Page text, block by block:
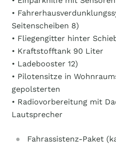
•
Seitenscheiben 8)
• Fliegengitter hinter
• Kraftstofftank 90 Liter
• Ladebooster 12)
• Pilotensitze in
gepolsterten
• Radiovorbereitung mit
Lautsprecher
Fahrassistenz-Paket